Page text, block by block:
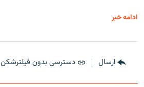
ادامه خبر
ارسال دسترسی بدون فیلترشکن